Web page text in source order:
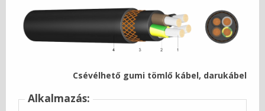
Csévélhető gumi tömlő kábel, darukábel
Alkalmazás: